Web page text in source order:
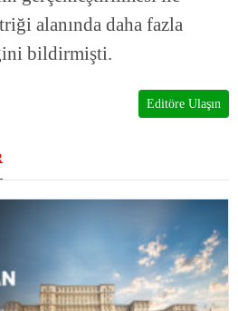
alanında daha fazla
bildirmişti.
Editöre Ulaşın